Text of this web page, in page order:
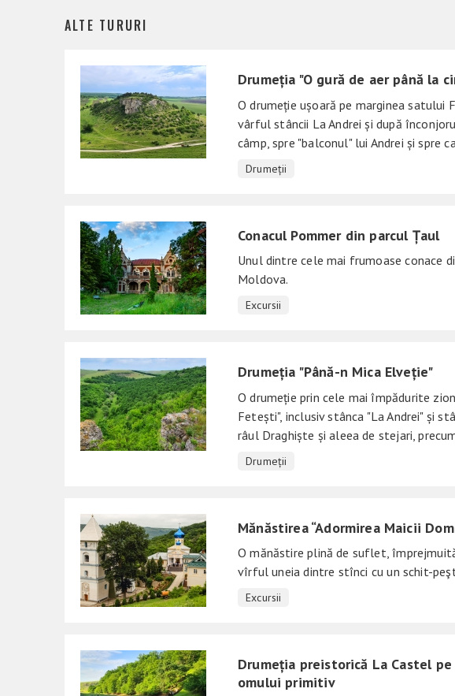
ALTE TURURI
Drumeția "O gură de aer până la
O drumeție ușoară pe marginea satului
vârful stâncii La Andrei și după
câmp, spre "balconul" lui Andrei și spre
Drumeții
Conacul Pommer din parcul Țaul
Unul dintre cele mai frumoase conace
Moldova.
Excursii
Drumeția "Până-n Mica Elveție"
O drumeție prin cele mai împădurite
Fetești", inclusiv stânca "La Andrei" și
râul Draghiște și aleea de stejari,
Drumeții
Mănăstirea “Adormirea Maicii
O mănăstire plină de suflet,
vîrful uneia dintre stînci cu un schit-
Excursii
Drumeția preistorică La Castel
omului primitiv